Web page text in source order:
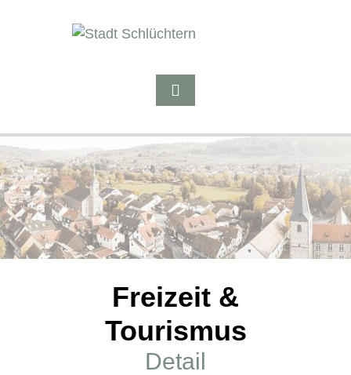
Freizeit &
Tourismus
Detail